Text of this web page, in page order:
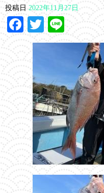
投稿日 2022年11月27日
Facebook
Twitter
Line